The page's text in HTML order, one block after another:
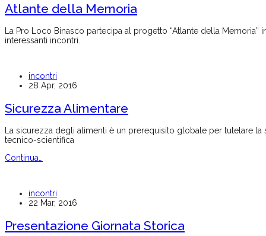
Atlante della Memoria
La Pro Loco Binasco partecipa al progetto “Atlante della
interessanti incontri.
incontri
28 Apr, 2016
Sicurezza Alimentare
La sicurezza degli alimenti è un prerequisito globale per tutelare
tecnico-scientifica
Continua…
incontri
22 Mar, 2016
Presentazione Giornata Storica